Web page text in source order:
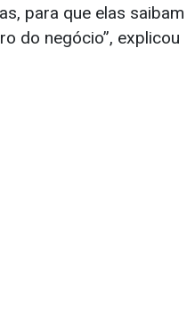
para que elas saibam
do negócio”, explicou